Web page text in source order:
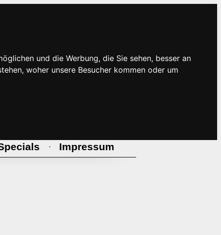
und die Werbung, die Sie sehen, besser an
woher unsere Besucher kommen oder um
· Impressum